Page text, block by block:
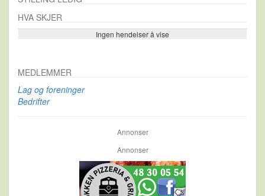
HVA SKJER
Ingen hendelser å vise
Se flere…
MEDLEMMER
Lag og foreninger
Bedrifter
Annonser
Annonser